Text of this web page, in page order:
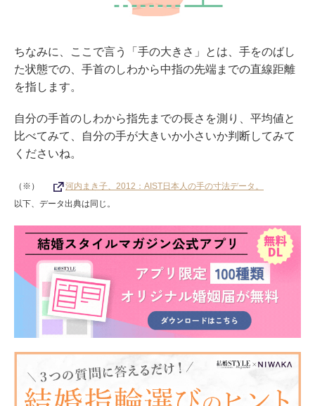
ちなみに、ここで言う「手の大きさ」とは、手をのばし
た状態での、手首のしわから中指の先端までの直線距離
を指します。
自分の手首のしわから指先までの長さを測り、平均値と
比べてみて、自分の手が大きいか小さいか判断してみて
くださいね。
（※）
河内まき子、2012：AIST日本人の手の寸法データ。
以下、データ出典は同じ。